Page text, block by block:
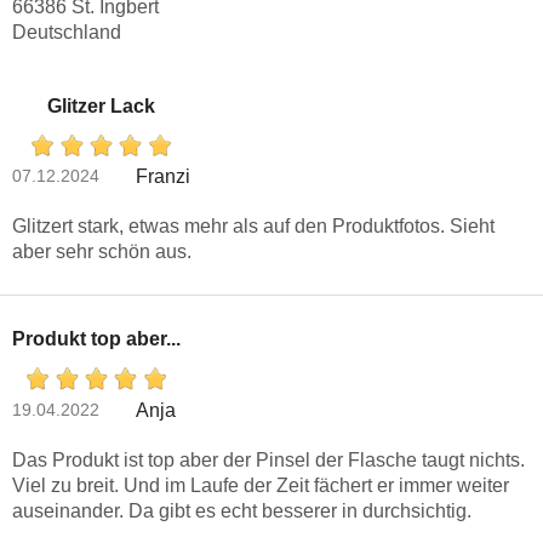
66386 St. Ingbert
Deutschland
Glitzer Lack
07.12.2024 Franzi
Glitzert stark, etwas mehr als auf den Produktfotos. Sieht
aber sehr schön aus.
Produkt top aber...
19.04.2022 Anja
Das Produkt ist top aber der Pinsel der Flasche taugt nichts.
Viel zu breit. Und im Laufe der Zeit fächert er immer weiter
auseinander. Da gibt es echt besserer in durchsichtig.